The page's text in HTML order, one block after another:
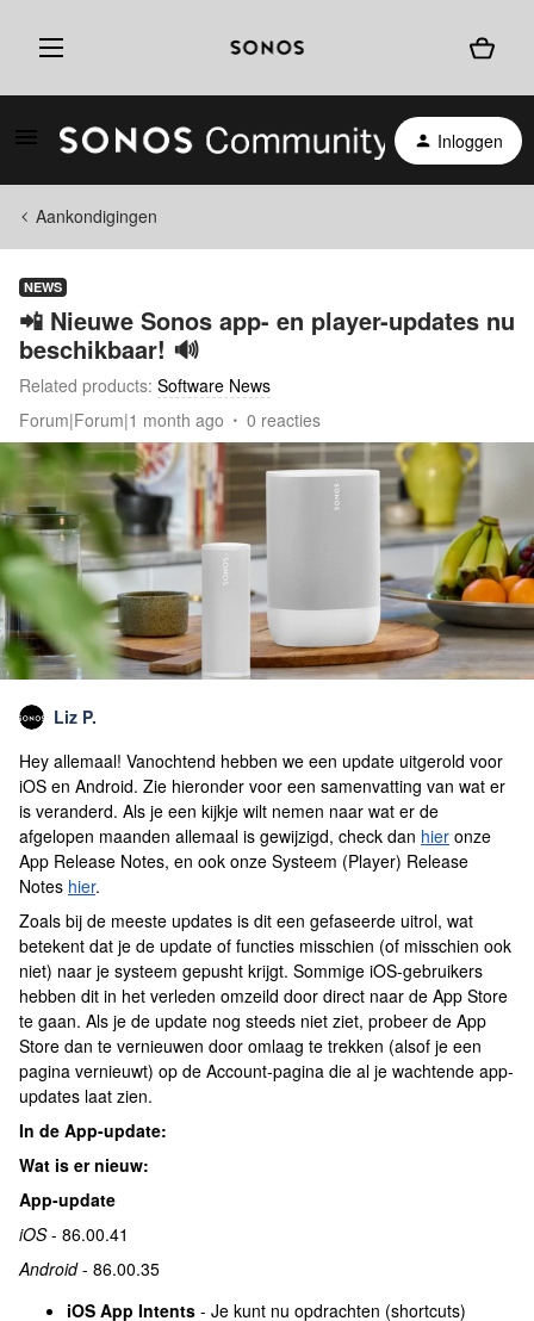
Inloggen
Aankondigingen
NEWS
📲 Nieuwe Sonos app- en player-updates nu
beschikbaar! 🔊
Related products: Software News
Forum|Forum|1 month ago
0 reacties
Liz P.
Hey allemaal! Vanochtend hebben we een update uitgerold voor
iOS en Android. Zie hieronder voor een samenvatting van wat er
is veranderd. Als je een kijkje wilt nemen naar wat er de
afgelopen maanden allemaal is gewijzigd, check dan hier onze
App Release Notes, en ook onze Systeem (Player) Release
Notes hier.
Zoals bij de meeste updates is dit een gefaseerde uitrol, wat
betekent dat je de update of functies misschien (of misschien ook
niet) naar je systeem gepusht krijgt. Sommige iOS-gebruikers
hebben dit in het verleden omzeild door direct naar de App Store
te gaan. Als je de update nog steeds niet ziet, probeer de App
Store dan te vernieuwen door omlaag te trekken (alsof je een
pagina vernieuwt) op de Account-pagina die al je wachtende app-
updates laat zien.
In de App-update:
Wat is er nieuw:
App-update
iOS- 86.00.41
Android- 86.00.35
iOS App Intents - Je kunt nu opdrachten (shortcuts)